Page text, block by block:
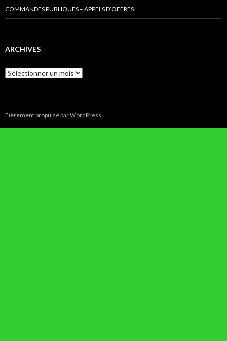
COMMANDES PUBLIQUES – APPELS D’OFFRES
ARCHIVES
Archives
Fièrement propulsé par WordPress